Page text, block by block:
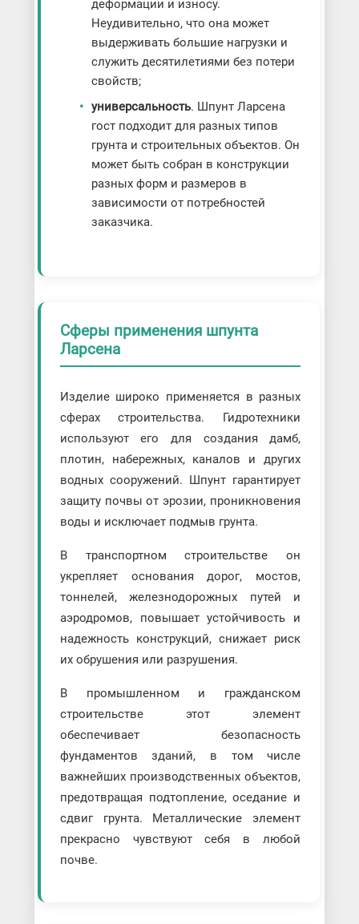
деформации и износу.
Неудивительно, что она может
выдерживать большие нагрузки и
служить десятилетиями без потери
свойств;
универсальность. Шпунт Ларсена
гост подходит для разных типов
грунта и строительных объектов. Он
может быть собран в конструкции
разных форм и размеров в
зависимости от потребностей
заказчика.
Сферы применения шпунта
Ларсена
Изделие широко применяется в разных
сферах строительства. Гидротехники
используют его для создания дамб,
плотин, набережных, каналов и других
водных сооружений. Шпунт гарантирует
защиту почвы от эрозии, проникновения
воды и исключает подмыв грунта.
В транспортном строительстве он
укрепляет основания дорог, мостов,
тоннелей, железнодорожных путей и
аэродромов, повышает устойчивость и
надежность конструкций, снижает риск
их обрушения или разрушения.
В промышленном и гражданском
строительстве этот элемент
обеспечивает безопасность
фундаментов зданий, в том числе
важнейших производственных объектов,
предотвращая подтопление, оседание и
сдвиг грунта. Металлические элемент
прекрасно чувствуют себя в любой
почве.